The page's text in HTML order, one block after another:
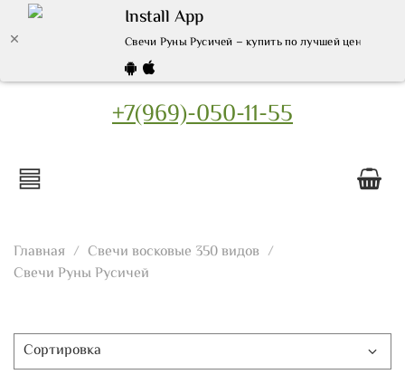
Install App
Свечи Руны Русичей – купить по лучшей цене |
+7(969)-050-11-55
Главная
Свечи восковые 350 видов
Свечи Руны Русичей